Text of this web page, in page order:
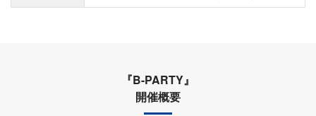
『B-PARTY』
開催概要